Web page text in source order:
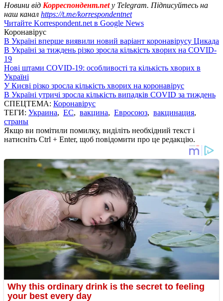
Новини від Корреспондент.netу Telegram. Підписуйтесь на
наш канал https://t.me/korrespondentnet
Читайте Korrespondent.net в Google News
Коронавірус
В Україні вперше виявили новий варіант коронавірусу Цикада
В Україні за тиждень різко зросла кількість хворих на COVID-
19
Нові штами COVID-19: особливості та кількість хворих в
Україні
У Києві різко зросла кількість хворих на коронавірус
В Україні утричі зросла кількість випадків COVID за тиждень
СПЕЦТЕМА: Коронавірус
ТЕГИ: Украина, ЕС, вакцина, Евросоюз, вакцинация,
страны
Якщо ви помітили помилку, виділіть необхідний текст і
натисніть Ctrl + Enter, щоб повідомити про це редакцію.